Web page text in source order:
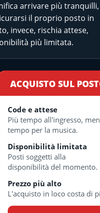
arrivare più tranquilli,
il proprio posto in
invece, rischia attese,
più limitata.
ACQUISTO SUL
Code e attese
Più tempo all'ingresso,
tempo per la musica.
Disponibilità limitata
Posti soggetti alla
disponibilità del momento.
Prezzo più alto
L'acquisto in loco costa di